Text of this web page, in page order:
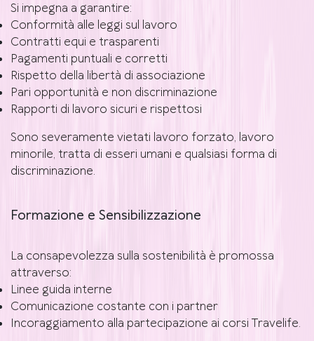
Si impegna a garantire:
Conformità alle leggi sul lavoro
Contratti equi e trasparenti
Pagamenti puntuali e corretti
Rispetto della libertà di associazione
Pari opportunità e non discriminazione
Rapporti di lavoro sicuri e rispettosi
Sono severamente vietati lavoro forzato, lavoro
minorile, tratta di esseri umani e qualsiasi forma di
discriminazione.
Formazione e Sensibilizzazione
La consapevolezza sulla sostenibilità è promossa
attraverso:
Linee guida interne
Comunicazione costante con i partner
Incoraggiamento alla partecipazione ai corsi Travelife.